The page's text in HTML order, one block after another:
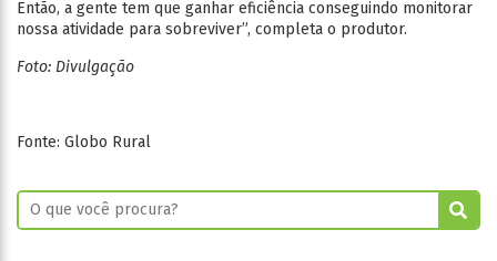
Então, a gente tem que ganhar eficiência conseguindo monitorar
nossa atividade para sobreviver”, completa o produtor.
Foto: Divulgação
Fonte: Globo Rural